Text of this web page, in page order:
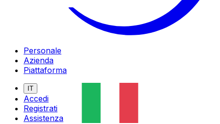
Personale
Azienda
Piattaforma
IT
Accedi
Registrati
Assistenza